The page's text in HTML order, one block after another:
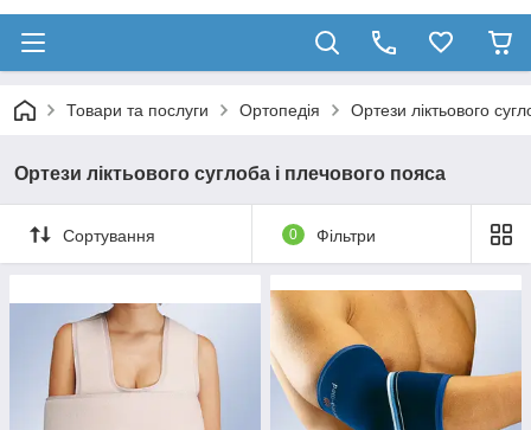
Товари та послуги Ортопедія Ортези ліктьового
Ортези ліктьового суглоба і плечового пояса
Сортування 0 Фільтри